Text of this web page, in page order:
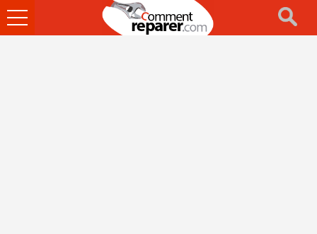
Ouvrir
le